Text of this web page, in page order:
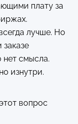
плату за
лучше. Но
заказе
нет смысла.
изнутри.
вопрос